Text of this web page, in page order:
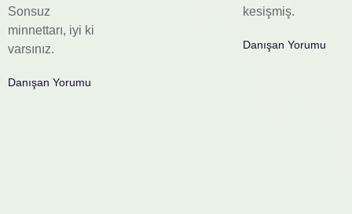
Sonsuz
minnettarı, iyi ki
varsınız.
Danışan Yorumu
kesişmiş.
Danışan Yorumu